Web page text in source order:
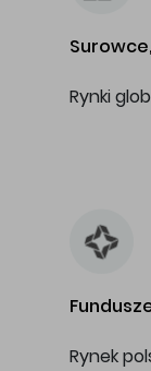
Rynki
Rynek